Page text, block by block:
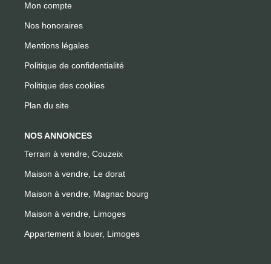
Mon compte
Nos honoraires
Mentions légales
Politique de confidentialité
Politique des cookies
Plan du site
NOS ANNONCES
Terrain à vendre, Couzeix
Maison à vendre, Le dorat
Maison à vendre, Magnac bourg
Maison à vendre, Limoges
Appartement à louer, Limoges